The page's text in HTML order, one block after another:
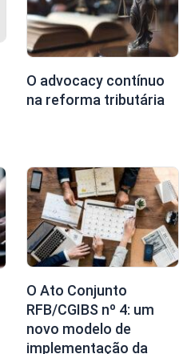
O advocacy contínuo
na reforma tributária
O Ato Conjunto
RFB/CGIBS nº 4: um
novo modelo de
implementação da